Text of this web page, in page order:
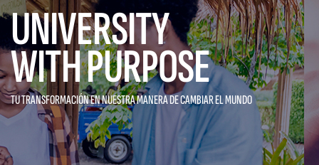
UNIVERSITY
WITH PURPOSE
TU TRANSFORMACIÓN EN NUESTRAMANERA DE CAMBIAR EL MUNDO